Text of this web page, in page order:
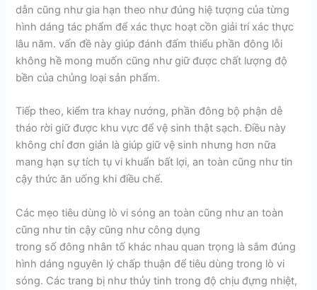
dẫn cũng như gia hạn theo như đúng hiệ tượng của từng
hình dáng tác phẩm để xác thực hoạt cồn giải trí xác thực
lâu năm. vấn đề này giúp đánh đấm thiểu phần đông lỗi
không hề mong muốn cũng như giữ được chất lượng độ
bền của chủng loại sản phẩm.
Tiếp theo, kiểm tra khay nướng, phần đông bộ phận dễ
tháo rời giữ được khu vực để vệ sinh thật sạch. Điều này
không chỉ đơn giản là giúp giữ vệ sinh nhưng hơn nữa
mang hạn sự tích tụ vi khuẩn bất lợi, an toàn cũng như tin
cậy thức ăn uống khi điều chế.
Các mẹo tiêu dùng lò vi sóng an toàn cũng như an toàn
cũng như tin cậy cũng như công dụng
trong số đông nhân tố khác nhau quan trọng là sắm đúng
hình dáng nguyên lý chấp thuận để tiêu dùng trong lò vi
sóng. Các trang bị như thủy tinh trong độ chịu đựng nhiệt,